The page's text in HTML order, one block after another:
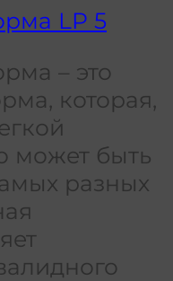
LP 5
– это
которая,
может быть
разных